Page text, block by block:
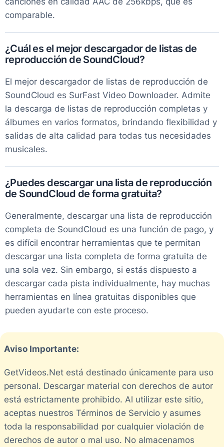
comparable.
¿Cuál es el mejor descargador de listas de
reproducción de SoundCloud?
El mejor descargador de listas de reproducción de
SoundCloud es SurFast Video Downloader. Admite
la descarga de listas de reproducción completas y
álbumes en varios formatos, brindando flexibilidad y
salidas de alta calidad para todas tus necesidades
musicales.
¿Puedes descargar una lista de reproducción
de SoundCloud de forma gratuita?
Generalmente, descargar una lista de reproducción
completa de SoundCloud es una función de pago, y
es difícil encontrar herramientas que te permitan
descargar una lista completa de forma gratuita de
una sola vez. Sin embargo, si estás dispuesto a
descargar cada pista individualmente, hay muchas
herramientas en línea gratuitas disponibles que
pueden ayudarte con este proceso.
Aviso Importante:
GetVideos.Net está destinado únicamente para uso
personal. Descargar material con derechos de autor
está estrictamente prohibido. Al utilizar este sitio,
aceptas nuestros Términos de Servicio y asumes
toda la responsabilidad por cualquier violación de
derechos de autor o mal uso. No almacenamos